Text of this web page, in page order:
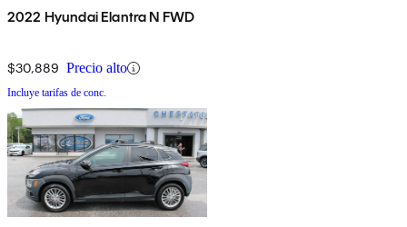
2022 Hyundai Elantra N FWD
$30,889 Precio alto
Incluye tarifas de conc.